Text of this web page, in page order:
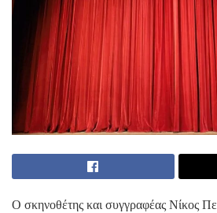
Ο σκηνοθέτης και συγγραφέας Νίκος